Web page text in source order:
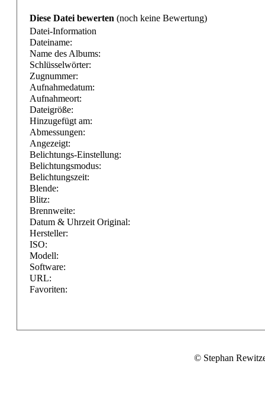
Diese Datei bewerten (noch keine Bewertung)
Datei-Information
Dateiname:
Name des Albums:
Schlüsselwörter:
Zugnummer:
Aufnahmedatum:
Aufnahmeort:
Dateigröße:
Hinzugefügt am:
Abmessungen:
Angezeigt:
Belichtungs-Einstellung:
Belichtungsmodus:
Belichtungszeit:
Blende:
Blitz:
Brennweite:
Datum & Uhrzeit Original:
Hersteller:
ISO:
Modell:
Software:
URL:
Favoriten:
© Stephan